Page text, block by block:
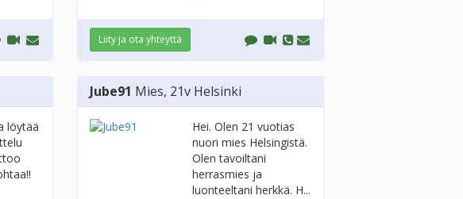
Liity ja ota yhteyttä
löytää
Jube91 Mies, 21v Helsinki
Hei. Olen 21 vuotias
nuori mies Helsingistä.
Olen tavoiltani
herrasmies ja
luonteeltani herkkä. H...